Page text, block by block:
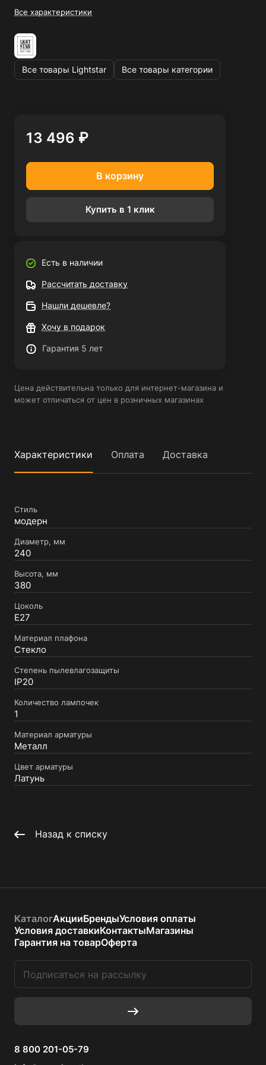
Все характеристики
Все товары Lightstar Все товары категории
13 496 ₽
В корзину
Купить в 1 клик
Есть в наличии
Рассчитать доставку
Нашли дешевле?
Хочу в подарок
Гарантия 5 лет
Цена действительна только для интернет-магазина и
может отличаться от цен в розничных магазинах
Характеристики Оплата Доставка
Стиль
модерн
Диаметр, мм
240
Высота, мм
380
Цоколь
E27
Материал плафона
Стекло
Степень пылевлагозащиты
IP20
Количество лампочек
1
Материал арматуры
Металл
Цвет арматуры
Латунь
Назад к списку
КаталогАкцииБрендыУсловия оплаты
Условия доставкиКонтактыМагазины
Гарантия на товарОферта
8 800 201-05-79